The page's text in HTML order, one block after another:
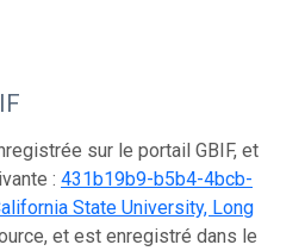
sur le portail GBIF, et
: 431b19b9-b5b4-4bcb-
State University, Long
et est enregistré dans le